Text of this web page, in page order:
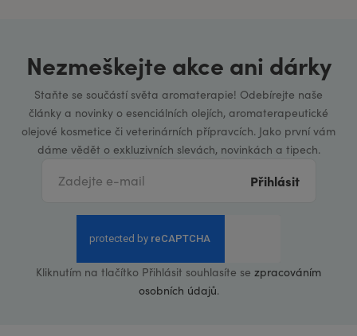
Nezmeškejte akce ani dárky
Staňte se součástí světa aromaterapie! Odebírejte naše
články a novinky o esenciálních olejích, aromaterapeutické
olejové kosmetice či veterinárních přípravcích. Jako první vám
dáme vědět o exkluzivních slevách, novinkách a tipech.
Přihlásit
Kliknutím na tlačítko Přihlásit souhlasíte se zpracováním
osobních údajů.